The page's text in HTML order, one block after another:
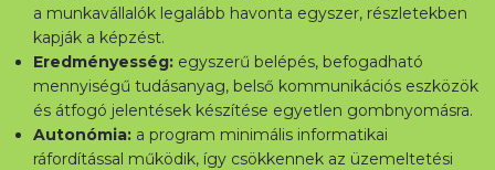
a munkavállalók legalább havonta egyszer, részletekben
kapják a képzést.
Eredményesség: egyszerű belépés, befogadható
mennyiségű tudásanyag, belső kommunikációs eszközök
és átfogó jelentések készítése egyetlen gombnyomásra.
Autonómia: a program minimális informatikai
ráfordítással működik, így csökkennek az üzemeltetési
Letöltés